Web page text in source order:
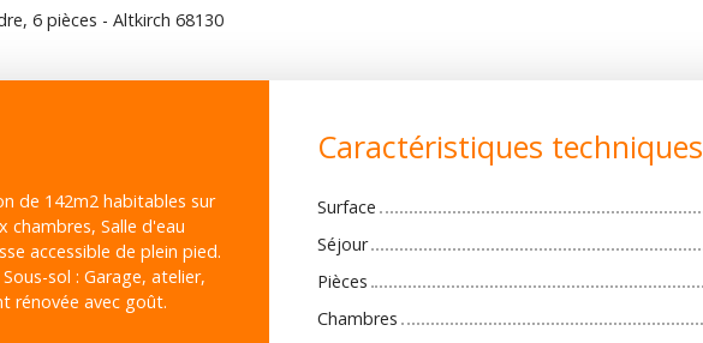
6 pièces - Altkirch 68130
de 142m2 habitables sur
chambres, Salle d'eau
accessible de plein pied.
sol : Garage, atelier,
rénovée avec goût.
Caractéristiques techniques
Surface
Séjour
Pièces
Chambres